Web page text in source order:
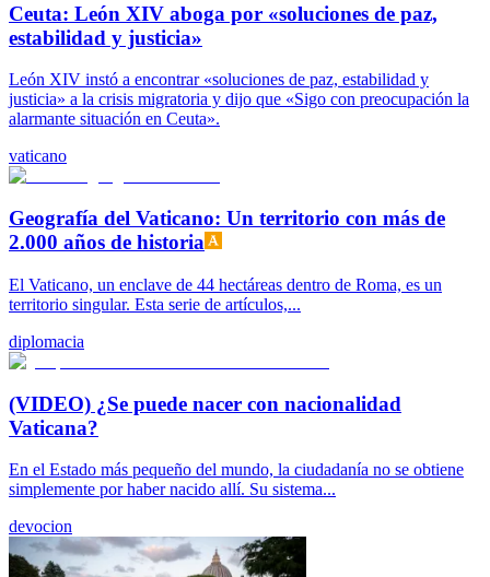
Ceuta: León XIV aboga por «soluciones de paz,
estabilidad y justicia»
León XIV instó a encontrar «soluciones de paz, estabilidad y
justicia» a la crisis migratoria y dijo que «Sigo con preocupación la
alarmante situación en Ceuta».
vaticano
Geografía del Vaticano: Un territorio con más de
2.000 años de historia
El Vaticano, un enclave de 44 hectáreas dentro de Roma, es un
territorio singular. Esta serie de artículos,...
diplomacia
(VIDEO) ¿Se puede nacer con nacionalidad
Vaticana?
En el Estado más pequeño del mundo, la ciudadanía no se obtiene
simplemente por haber nacido allí. Su sistema...
devocion